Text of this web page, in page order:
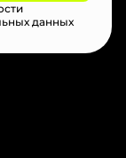
данных